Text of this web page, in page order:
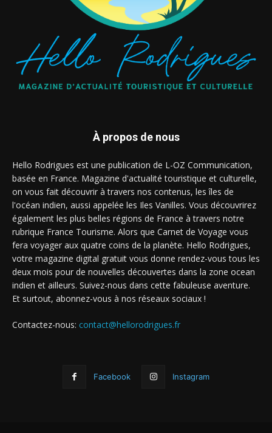
À propos de nous
Hello Rodrigues est une publication de L-OZ Communication,
basée en France. Magazine d'actualité touristique et culturelle,
on vous fait découvrir à travers nos contenus, les îles de
l'océan indien, aussi appelée les Iles Vanilles. Vous découvrirez
également les plus belles régions de France à travers notre
rubrique France Tourisme. Alors que Carnet de Voyage vous
fera voyager aux quatre coins de la planète. Hello Rodrigues,
votre magazine digital gratuit vous donne rendez-vous tous les
deux mois pour de nouvelles découvertes dans la zone ocean
indien et ailleurs. Suivez-nous dans cette fabuleuse aventure.
Et surtout, abonnez-vous à nos réseaux sociaux !
Contactez-nous: contact@hellorodrigues.fr
Facebook Instagram